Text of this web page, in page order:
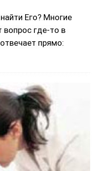
Его? Многие
где-то в
прямо: